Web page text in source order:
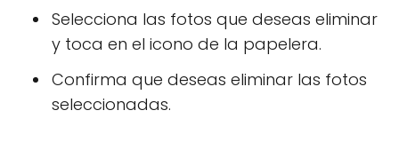
Selecciona las fotos que deseas eliminar
y toca en el icono de la papelera.
Confirma que deseas eliminar las fotos
seleccionadas.